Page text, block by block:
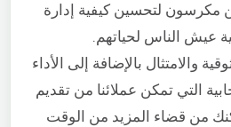
مكرسون لتحسين كيفية إدارة
عيش الناس لحياتهم.
والامتثال بالإضافة إلى الأداء
التي تمكن عملائنا من تقديم
من قضاء المزيد من الوقت